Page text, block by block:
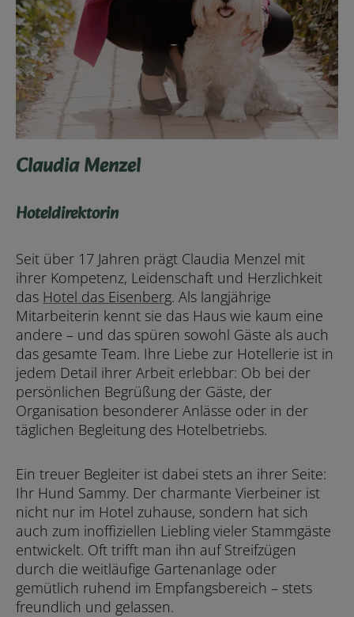
Claudia Menzel
Hoteldirektorin
Seit über 17 Jahren prägt Claudia Menzel mit
ihrer Kompetenz, Leidenschaft und Herzlichkeit
das Hotel das Eisenberg. Als langjährige
Mitarbeiterin kennt sie das Haus wie kaum eine
andere – und das spüren sowohl Gäste als auch
das gesamte Team. Ihre Liebe zur Hotellerie ist in
jedem Detail ihrer Arbeit erlebbar: Ob bei der
persönlichen Begrüßung der Gäste, der
Organisation besonderer Anlässe oder in der
täglichen Begleitung des Hotelbetriebs.
Ein treuer Begleiter ist dabei stets an ihrer Seite:
Ihr Hund Sammy. Der charmante Vierbeiner ist
nicht nur im Hotel zuhause, sondern hat sich
auch zum inoffiziellen Liebling vieler Stammgäste
entwickelt. Oft trifft man ihn auf Streifzügen
durch die weitläufige Gartenanlage oder
gemütlich ruhend im Empfangsbereich – stets
freundlich und gelassen.